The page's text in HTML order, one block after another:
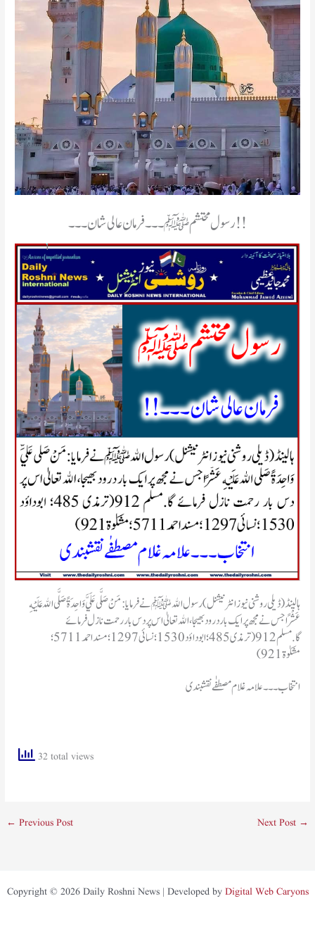
رسول محتشمﷺ۔۔۔فرمان عالی شان ۔۔۔!!
ہالینڈ(ڈیلی روشنی نیوز انٹر نیشنل) ‏‏رسول الله ﷺ نے فرمایا:‏مَنْ صَلَّى عَلَيَّ وَاحِدَةً صَلَّى الله عَلَيْهِ
عَشْرًا‏جس نے مجھ پر ایک بار درود بھیجا، الله تعالیٰ اس پر دس بار رحمت نازل فرمائے
گا.‏مسلم 912(ترمذی 485؛ ابوداؤد 1530؛ نسائی 1297؛ مسند احمد 5711؛
مشکوٰۃ 921)
انتخاب۔۔۔ علامہ غلام مصطفٰےنقشبندی
32 total views
← Previous Post Next Post →
Copyright © 2026 Daily Roshni News | Developed by Digital Web Caryons